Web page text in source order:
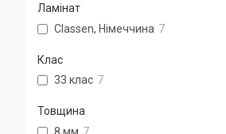
Ламінат
Classen, Німеччина 7
Клас
33 клас 7
Товщина